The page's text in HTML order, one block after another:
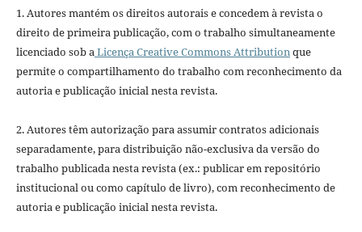
1. Autores mantém os direitos autorais e concedem à revista o
direito de primeira publicação, com o trabalho simultaneamente
licenciado sob aLicença Creative Commons Attributionque
permite o compartilhamento do trabalho com reconhecimento da
autoria e publicação inicial nesta revista.
2. Autores têm autorização para assumir contratos adicionais
separadamente, para distribuição não-exclusiva da versão do
trabalho publicada nesta revista (ex.: publicar em repositório
institucional ou como capítulo de livro), com reconhecimento de
autoria e publicação inicial nesta revista.